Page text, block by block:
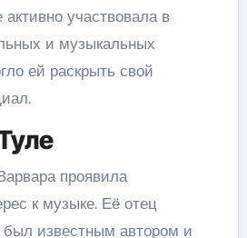
активно участвовала в
и музыкальных
ей раскрыть свой
проявила
к музыке. Её отец
известным автором и